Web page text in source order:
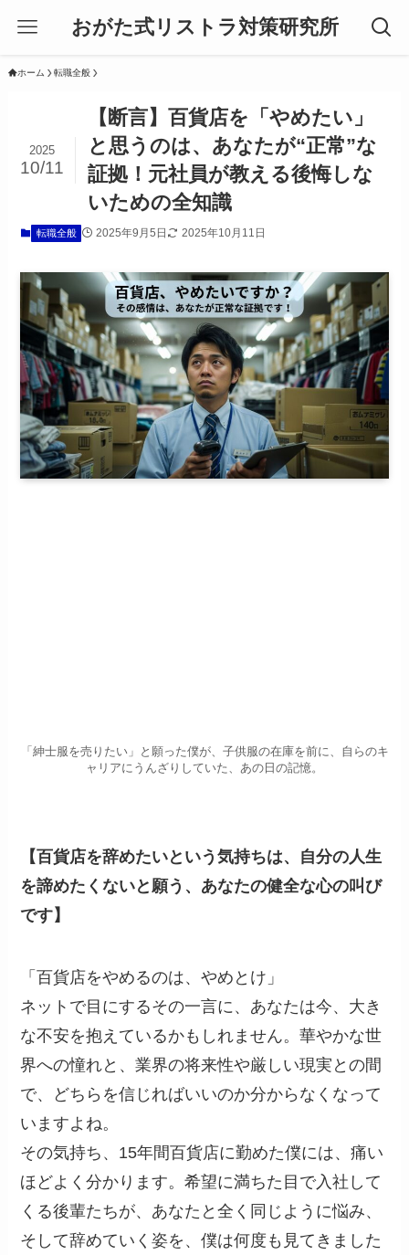
おがた式リストラ対策研究所
ホーム 転職全般
【断言】百貨店を「やめたい」
と思うのは、あなたが“正常”な
証拠！元社員が教える後悔しな
いための全知識
2025
10/11
転職全般 2025年9月5日 2025年10月11日
「紳士服を売りたい」と願った僕が、子供服の在庫を前に、自らのキ
ャリアにうんざりしていた、あの日の記憶。
【百貨店を辞めたいという気持ちは、自分の人生
を諦めたくないと願う、あなたの健全な心の叫び
です】
「百貨店をやめるのは、やめとけ」
ネットで目にするその一言に、あなたは今、大き
な不安を抱えているかもしれません。華やかな世
界への憧れと、業界の将来性や厳しい現実との間
で、どちらを信じればいいのか分からなくなって
いますよね。
その気持ち、15年間百貨店に勤めた僕には、痛い
ほどよく分かります。希望に満ちた目で入社して
くる後輩たちが、あなたと全く同じように悩み、
そして辞めていく姿を、僕は何度も見てきました